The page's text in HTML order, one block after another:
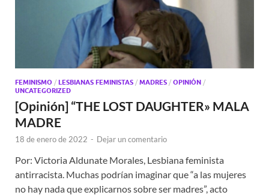
FEMINISMO / LESBIANAS FEMINISTAS / MADRES / OPINIÓN /
UNCATEGORIZED
[Opinión] “THE LOST DAUGHTER» MALA
MADRE
18 de enero de 2022 - Dejar un comentario
Por: Victoria Aldunate Morales, Lesbiana feminista
antirracista. Muchas podrían imaginar que “a las mujeres
no hay nada que explicarnos sobre ser madres”, acto